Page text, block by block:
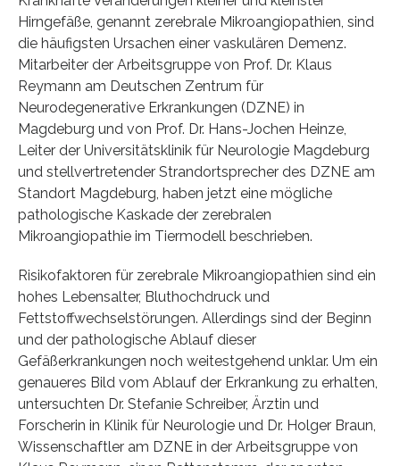
Hirngefäße, genannt zerebrale Mikroangiopathien, sind
die häufigsten Ursachen einer vaskulären Demenz.
Mitarbeiter der Arbeitsgruppe von Prof. Dr. Klaus
Reymann am Deutschen Zentrum für
Neurodegenerative Erkrankungen (DZNE) in
Magdeburg und von Prof. Dr. Hans-Jochen Heinze,
Leiter der Universitätsklinik für Neurologie Magdeburg
und stellvertretender Strandortsprecher des DZNE am
Standort Magdeburg, haben jetzt eine mögliche
pathologische Kaskade der zerebralen
Mikroangiopathie im Tiermodell beschrieben.
Risikofaktoren für zerebrale Mikroangiopathien sind ein
hohes Lebensalter, Bluthochdruck und
Fettstoffwechselstörungen. Allerdings sind der Beginn
und der pathologische Ablauf dieser
Gefäßerkrankungen noch weitestgehend unklar. Um ein
genaueres Bild vom Ablauf der Erkrankung zu erhalten,
untersuchten Dr. Stefanie Schreiber, Ärztin und
Forscherin in Klinik für Neurologie und Dr. Holger Braun,
Wissenschaftler am DZNE in der Arbeitsgruppe von